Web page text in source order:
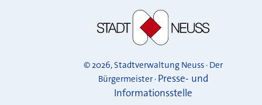
© 2026, Stadtverwaltung Neuss · Der
Bürgermeister · Presse- und
Informationsstelle